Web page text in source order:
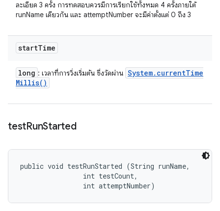
ละเอียด 3 ครั้ง การทดสอบควรมีการเรียกใช้ทั้งหมด 4 ครั้งภายใต้
runName เดียวกัน และ attemptNumber จะมีค่าตั้งแต่ 0 ถึง 3
startTime
long : เวลาที่การวิ่งเริ่มต้น ซึ่งวัดผ่าน System. currentTime
Millis( )
testRunStarted
public void testRunStarted (String runName,
                int testCount,
                int attemptNumber)